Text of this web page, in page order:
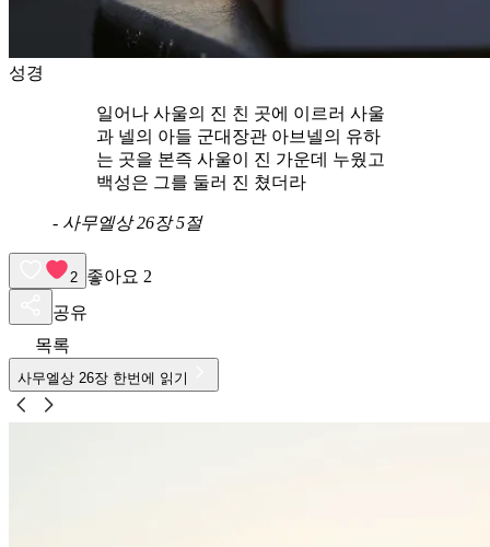
성경
일어나 사울의 진 친 곳에 이르러 사울
과 넬의 아들 군대장관 아브넬의 유하
는 곳을 본즉 사울이 진 가운데 누웠고
백성은 그를 둘러 진 쳤더라
- 사무엘상 26장 5절
2 좋아요 2
공유
목록
사무엘상 26장 한번에 읽기